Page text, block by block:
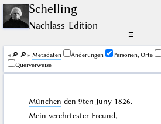
Schelling
Nachlass-Edition
☰
🔎︎ 🔎︎ Me­ta­da­ten Änderungen Personen, Orte
Querverweise
München den9ten Juny 1826.
Mein verehrtester Freund,